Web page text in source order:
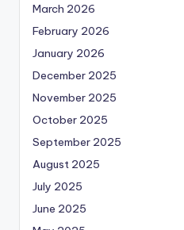
March 2026
February 2026
January 2026
December 2025
November 2025
October 2025
September 2025
August 2025
July 2025
June 2025